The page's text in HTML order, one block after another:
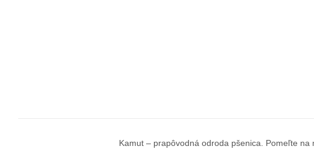
Kamut – prapôvodná odroda pšenica. Pomeľte